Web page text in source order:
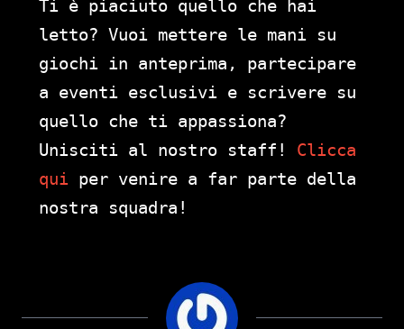
Ti è piaciuto quello che hai
letto? Vuoi mettere le mani su
giochi in anteprima, partecipare
a eventi esclusivi e scrivere su
quello che ti appassiona?
Unisciti al nostro staff! Clicca
qui per venire a far parte della
nostra squadra!